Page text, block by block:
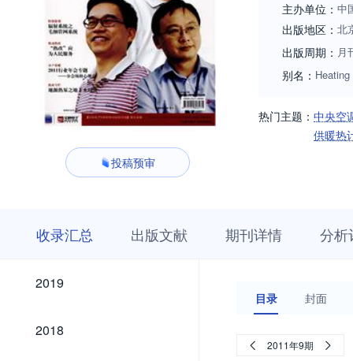
投稿预审
主办单位： 中
出版地区： 北
出版周期： 月
别名：
热门主题： 中央空
供暖热
收录汇总 出版文献 期刊详情 分析
2019
2019
2018
2018
目录 封面
2011年9期